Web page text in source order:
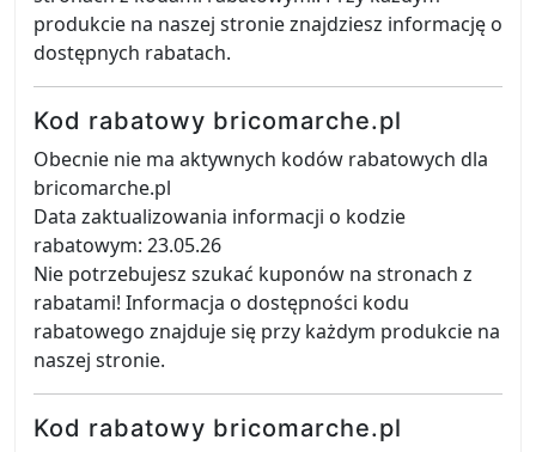
produkcie na naszej stronie znajdziesz informację o
dostępnych rabatach.
Kod rabatowy bricomarche.pl
Obecnie nie ma aktywnych kodów rabatowych dla
bricomarche.pl
Data zaktualizowania informacji o kodzie
rabatowym: 23.05.26
Nie potrzebujesz szukać kuponów na stronach z
rabatami! Informacja o dostępności kodu
rabatowego znajduje się przy każdym produkcie na
naszej stronie.
Kod rabatowy bricomarche.pl